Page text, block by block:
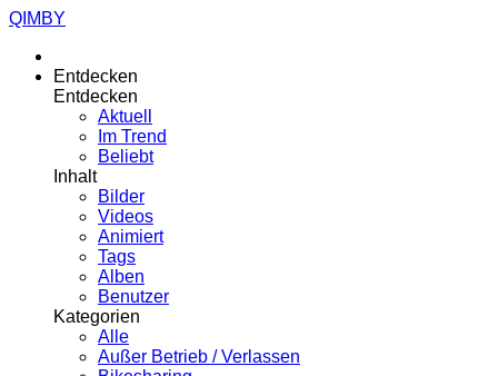
QIMBY
Entdecken
Entdecken
Aktuell
Im Trend
Beliebt
Inhalt
Bilder
Videos
Animiert
Tags
Alben
Benutzer
Kategorien
Alle
Außer Betrieb / Verlassen